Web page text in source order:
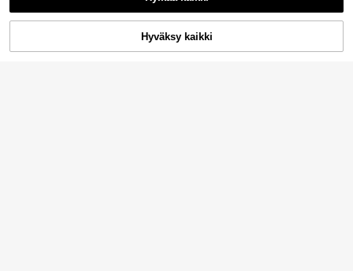
Lisää ostoskoriin
Hyväksy kaikki